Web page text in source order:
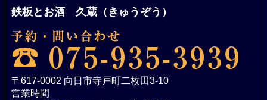
鉄板とお酒 久蔵（きゅうぞう）
〒617-0002 向日市寺戸町二枚田3-10
営業時間